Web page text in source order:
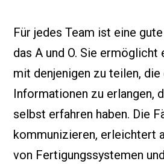
Für jedes Team ist eine
das A und O. Sie ermöglicht
mit denjenigen zu teilen, die
Informationen zu erlangen,
selbst erfahren haben. Die
kommunizieren, erleichtert
von Fertigungssystemen